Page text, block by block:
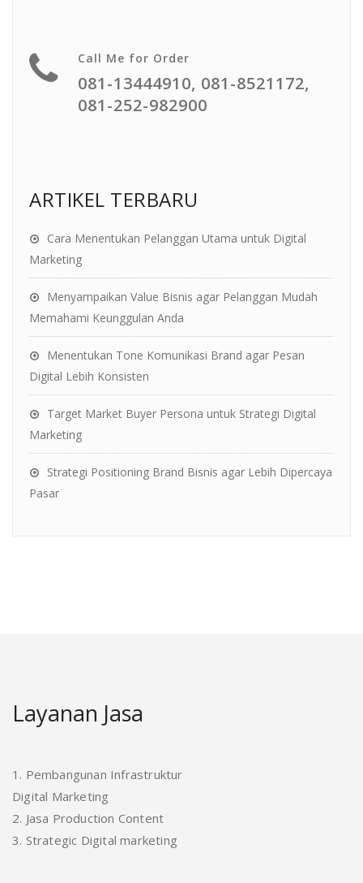
Call Me for Order
081-13444910, 081-8521172,
081-252-982900
ARTIKEL TERBARU
Cara Menentukan Pelanggan Utama untuk Digital
Marketing
Menyampaikan Value Bisnis agar Pelanggan Mudah
Memahami Keunggulan Anda
Menentukan Tone Komunikasi Brand agar Pesan
Digital Lebih Konsisten
Target Market Buyer Persona untuk Strategi Digital
Marketing
Strategi Positioning Brand Bisnis agar Lebih Dipercaya
Pasar
Layanan Jasa
1. Pembangunan Infrastruktur
Digital Marketing
2. Jasa Production Content
3. Strategic Digital marketing